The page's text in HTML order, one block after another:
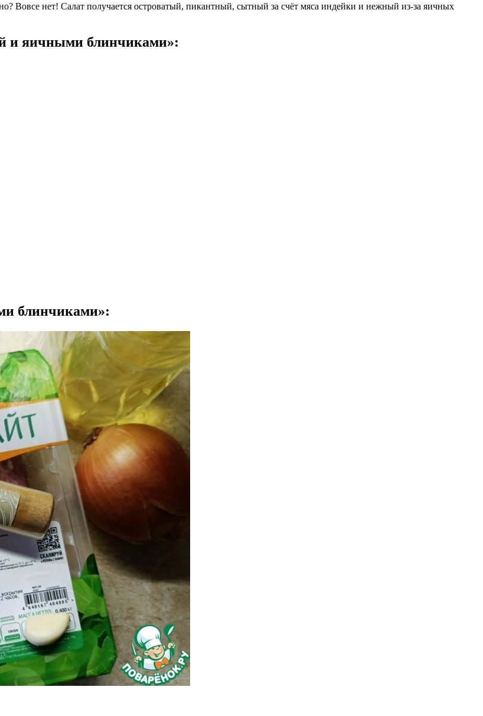
Вовсе нет! Салат получается островатый, пикантный, сытный за счёт мяса индейки и нежный из-за яичных
и яичными блинчиками»:
блинчиками»: